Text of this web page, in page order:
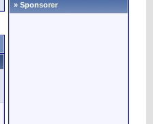
» Sponsorer